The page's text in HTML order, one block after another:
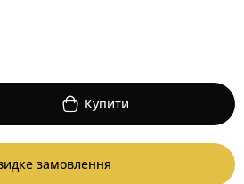
Купити
замовлення